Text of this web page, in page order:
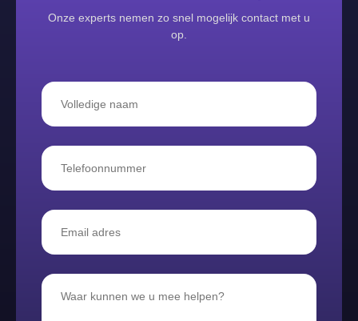
Onze experts nemen zo snel mogelijk contact met u
op.